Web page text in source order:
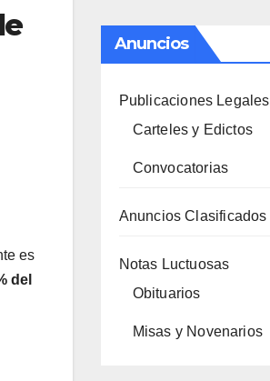
es
del
Anuncios
Publicaciones Legales
Carteles y Edictos
Convocatorias
Anuncios Clasificados
Notas Luctuosas
Obituarios
Misas y Novenarios